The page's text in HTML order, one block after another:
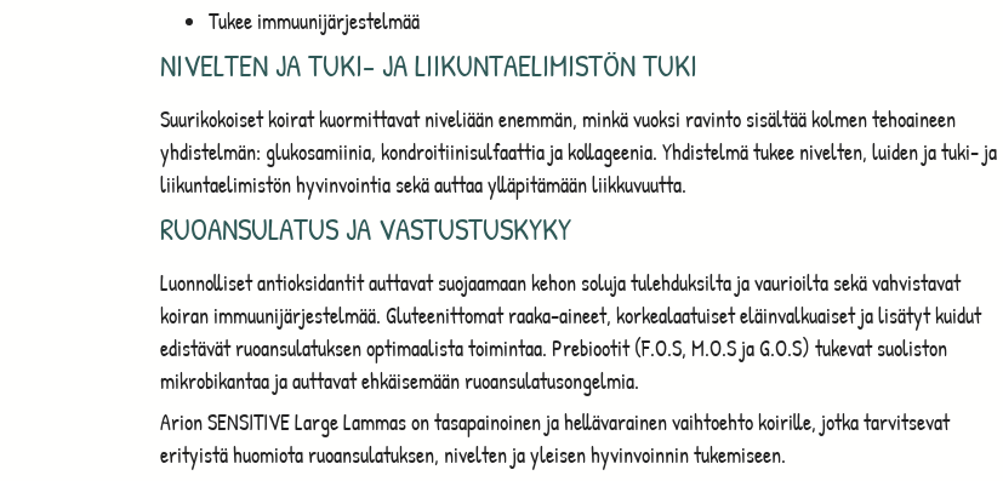
Tukee immuunijärjestelmää
NIVELTEN JA TUKI- JA LIIKUNTAELIMISTÖN TUKI
Suurikokoiset koirat kuormittavat niveliään enemmän, minkä vuoksi ravinto sisältää kolmen tehoaineen
yhdistelmän: glukosamiinia, kondroitiinisulfaattia ja kollageenia. Yhdistelmä tukee nivelten, luiden ja tuki- ja
liikuntaelimistön hyvinvointia sekä auttaa ylläpitämään liikkuvuutta.
RUOANSULATUS JA VASTUSTUSKYKY
Luonnolliset antioksidantit auttavat suojaamaan kehon soluja tulehduksilta ja vaurioilta sekä vahvistavat
koiran immuunijärjestelmää. Gluteenittomat raaka-aineet, korkealaatuiset eläinvalkuaiset ja lisätyt kuidut
edistävät ruoansulatuksen optimaalista toimintaa. Prebiootit (F.O.S, M.O.S ja G.O.S) tukevat suoliston
mikrobikantaa ja auttavat ehkäisemään ruoansulatusongelmia.
Arion SENSITIVE Large Lammas on tasapainoinen ja hellävarainen vaihtoehto koirille, jotka tarvitsevat
erityistä huomiota ruoansulatuksen, nivelten ja yleisen hyvinvoinnin tukemiseen.